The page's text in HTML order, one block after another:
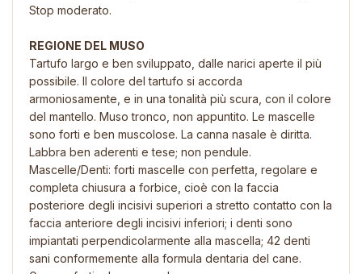
Stop moderato.
REGIONE DEL MUSO
Tartufo largo e ben sviluppato, dalle narici aperte il più
possibile. Il colore del tartufo si accorda
armoniosamente, e in una tonalità più scura, con il colore
del mantello. Muso tronco, non appuntito. Le mascelle
sono forti e ben muscolose. La canna nasale è diritta.
Labbra ben aderenti e tese; non pendule.
Mascelle/Denti: forti mascelle con perfetta, regolare e
completa chiusura a forbice, cioè con la faccia
posteriore degli incisivi superiori a stretto contatto con la
faccia anteriore degli incisivi inferiori; i denti sono
impiantati perpendicolarmente alla mascella; 42 denti
sani conformemente alla formula dentaria del cane.